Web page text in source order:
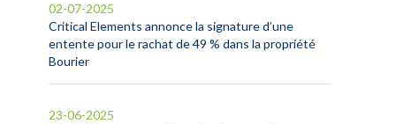
Critical Elements annonce la signature d’une
entente pour le rachat de 49 % dans la propriété
Bourier
02-07-2025
23-06-2025